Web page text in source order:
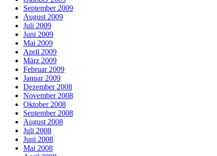
September 2009
August 2009
Juli 2009
Juni 2009
Mai 2009
April 2009
März 2009
Februar 2009
Januar 2009
Dezember 2008
November 2008
Oktober 2008
September 2008
August 2008
Juli 2008
Juni 2008
Mai 2008